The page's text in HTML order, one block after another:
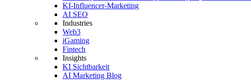
KI-Influencer-Marketing
AI SEO
Industries
Web3
iGaming
Fintech
Insights
KI Sichtbarkeit
AI Marketing Blog